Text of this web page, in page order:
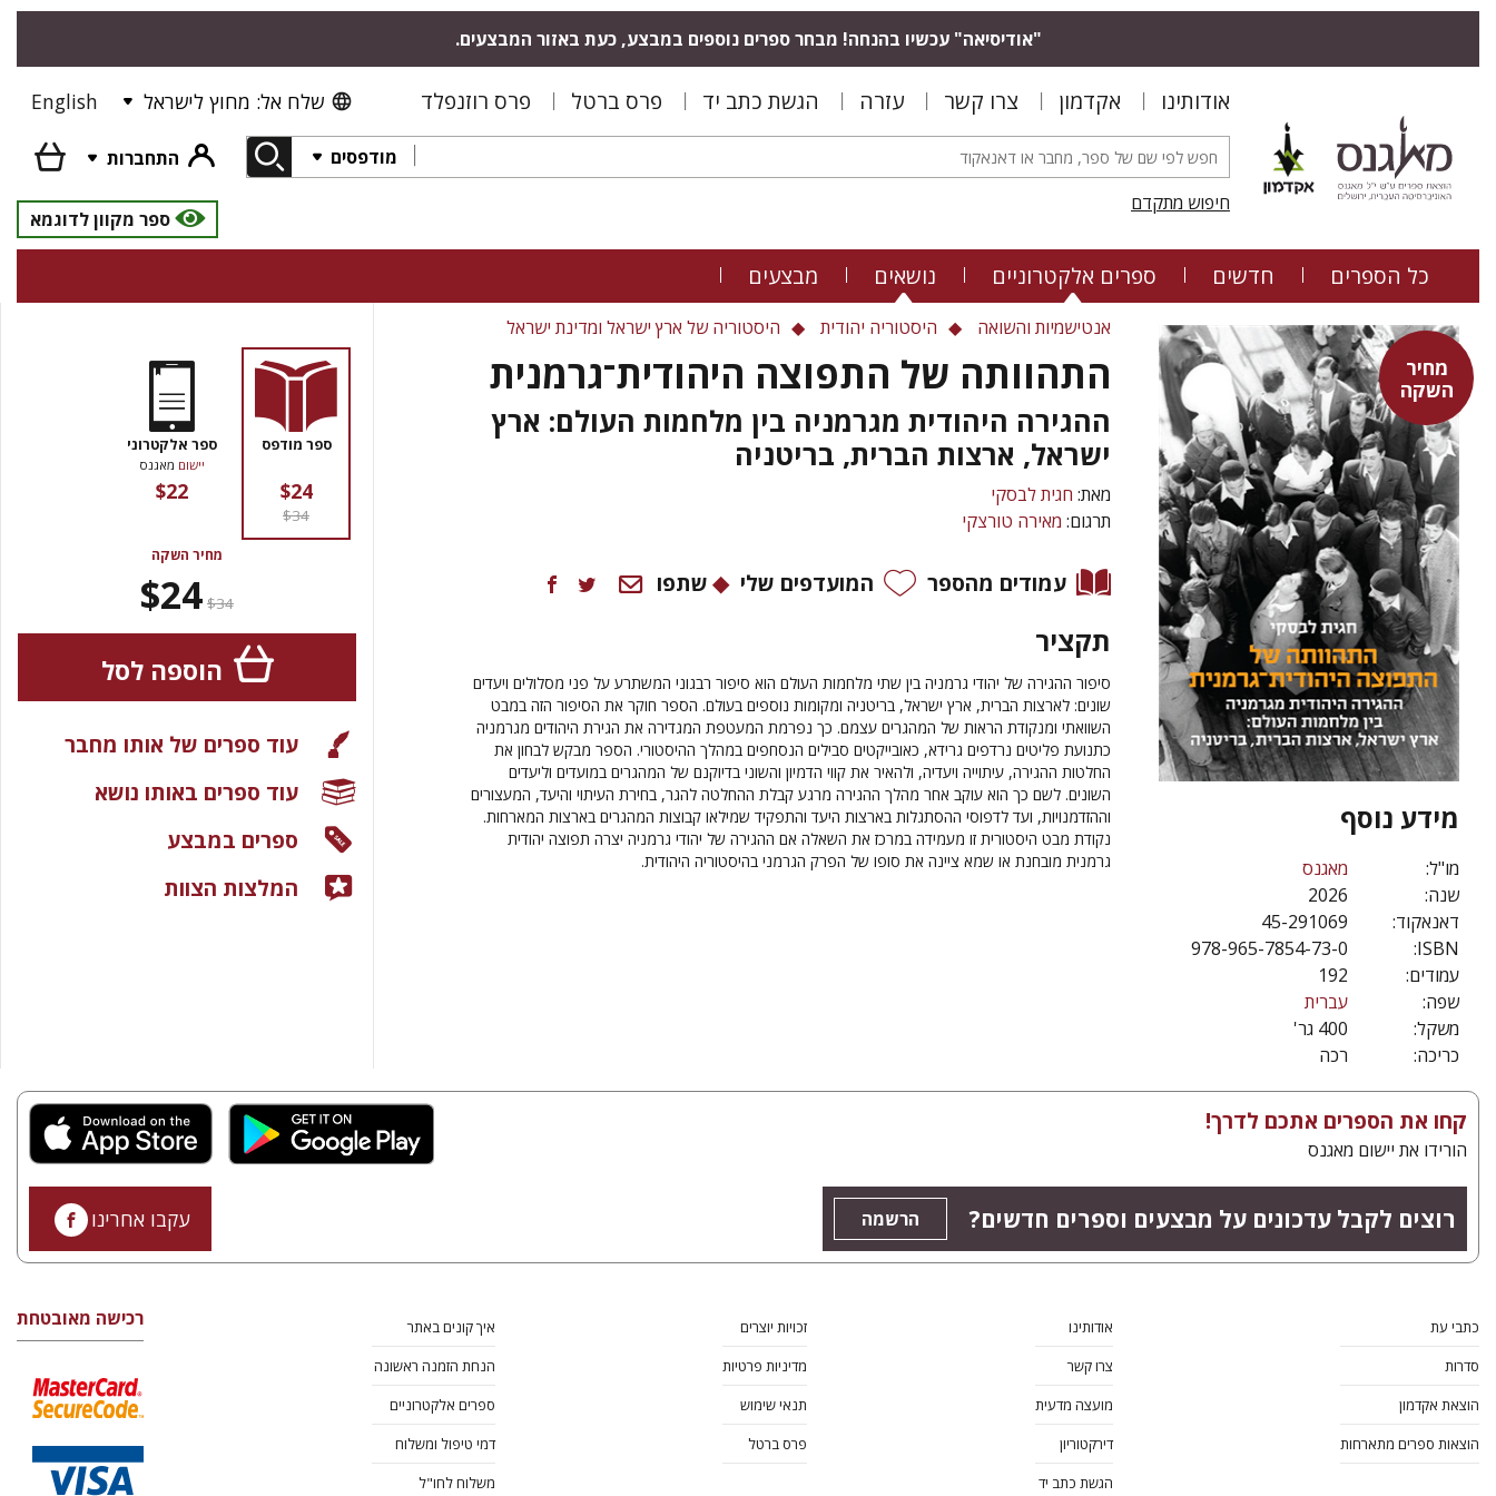
"אודיסיאה" עכשיו בהנחה! מבחר ספרים נוספים במבצע, כעת באזור המבצעים.
אודותינו אקדמון צרו קשר עזרה הגשת כתב יד פרס ברטל פרס רוזנפלד שלח אל: מחוץ לישראל English
מודפסים
התחברות
חיפוש מתקדם
ספר מקוון לדוגמא
כל הספרים חדשים ספרים אלקטרוניים נושאים מבצעים
מחיר
השקה
מידע נוסף
מו"ל:
מאגנס
שנה:
2026
דאנאקוד:
45-291069
ISBN:
978-965-7854-73-0
עמודים:
192
שפה:
עברית
משקל:
400 גר'
כריכה:
רכה
אנטישמיות והשואה היסטוריה יהודית היסטוריה של ארץ ישראל ומדינת ישראל
התהוותה של התפוצה היהודית־גרמנית
ההגירה היהודית מגרמניה בין מלחמות העולם: ארץ
ישראל, ארצות הברית, בריטניה
מאת: חגית לבסקי
תרגום: מאירה טורצקי
עמודים מהספר המועדפים שלי שתפו
תקציר
סיפור ההגירה של יהודי גרמניה בין שתי מלחמות העולם הוא סיפור רבגוני המשתרע על פני מסלולים ויעדים
שונים: לארצות הברית, ארץ ישראל, בריטניה ומקומות נוספים בעולם. הספר חוקר את הסיפור הזה במבט
השוואתי ומנקודת הראות של המהגרים עצמם. כך נפרמת המעטפת המגדירה את הגירת היהודים מגרמניה
כתנועת פליטים נרדפים גרידא, כאובייקטים סבילים הנסחפים במהלך ההיסטורי. הספר מבקש לבחון את
החלטות ההגירה, עיתוייה ויעדיה, ולהאיר את קווי הדמיון והשוני בדיוקנם של המהגרים במועדים וליעדים
השונים. לשם כך הוא עוקב אחר מהלך ההגירה מרגע קבלת ההחלטה להגר, בחירת העיתוי והיעד, המעצורים
וההזדמנויות, ועד לדפוסי ההסתגלות בארצות היעד והתפקיד שמילאו קבוצות המהגרים בארצות המארחות.
נקודת מבט היסטורית זו מעמידה במרכז את השאלה אם ההגירה של יהודי גרמניה יצרה תפוצה יהודית
גרמנית מובחנת או שמא ציינה את סופו של הפרק הגרמני בהיסטוריה היהודית.
ספר מודפס
$24
$34
ספר אלקטרוני
יישום מאגנס
$22
מחיר השקה
$34
$24
הוספה לסל
עוד ספרים של אותו מחבר
עוד ספרים באותו נושא
ספרים במבצע
המלצות הצוות
קחו את הספרים אתכם לדרך!
הורידו את יישום מאגנס
רוצים לקבל עדכונים על מבצעים וספרים חדשים? הרשמה עקבו אחרינו
כתבי עת
סדרות
הוצאת אקדמון
הוצאות ספרים מתארחות
אודותינו
צרו קשר
מועצה מדעית
דירקטוריון
הגשת כתב יד
זכויות יוצרים
מדיניות פרטיות
תנאי שימוש
פרס ברטל
איך קונים באתר
הנחת הזמנה ראשונה
ספרים אלקטרוניים
דמי טיפול ומשלוח
משלוח לחו"ל
רכישה מאובטחת